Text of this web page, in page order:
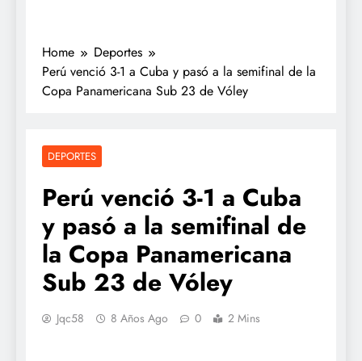
Home
Deportes
Perú venció 3-1 a Cuba y pasó a la semifinal de la
Copa Panamericana Sub 23 de Vóley
DEPORTES
Perú venció 3-1 a Cuba
y pasó a la semifinal de
la Copa Panamericana
Sub 23 de Vóley
Jqc58 8 Años Ago 0 2 Mins